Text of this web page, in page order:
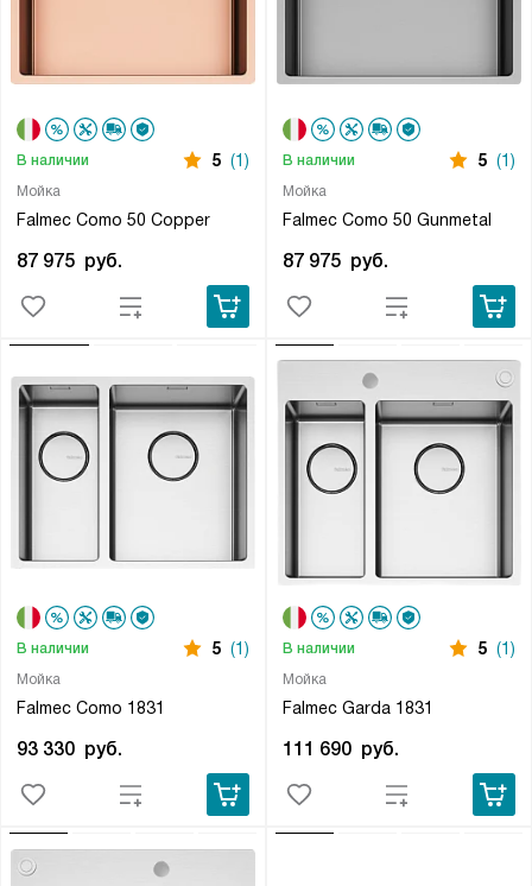
Мойка
Falmec Como 50 Copper
В наличии 5 (1)
87 975 руб.
Мойка
Falmec Como 50 Gunmetal
В наличии 5 (1)
87 975 руб.
Мойка
Falmec Como 1831
В наличии 5 (1)
93 330 руб.
Мойка
Falmec Garda 1831
В наличии 5 (1)
111 690 руб.